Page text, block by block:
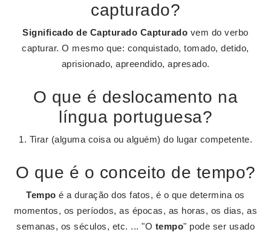
capturado?
Significado de Capturado Capturado vem do verbo
capturar. O mesmo que: conquistado, tomado, detido,
aprisionado, apreendido, apresado.
O que é deslocamento na
língua portuguesa?
1. Tirar (alguma coisa ou alguém) do lugar competente.
O que é o conceito de tempo?
Tempo é a duração dos fatos, é o que determina os
momentos, os períodos, as épocas, as horas, os dias, as
semanas, os séculos, etc. ... "O tempo" pode ser usado